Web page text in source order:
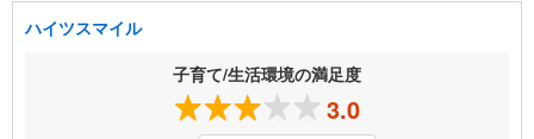
ハイツスマイル
子育て/生活環境の満足度
3.0